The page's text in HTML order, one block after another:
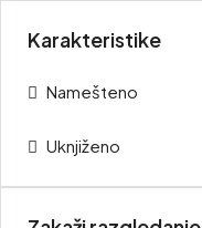
Karakteristike
Namešteno
Uknjiženo